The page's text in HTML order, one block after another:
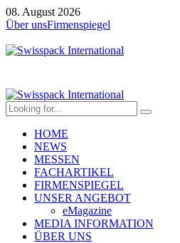
08. August 2026
Über unsFirmenspiegel
HOME
NEWS
MESSEN
FACHARTIKEL
FIRMENSPIEGEL
UNSER ANGEBOT
eMagazine
MEDIA INFORMATION
ÜBER UNS